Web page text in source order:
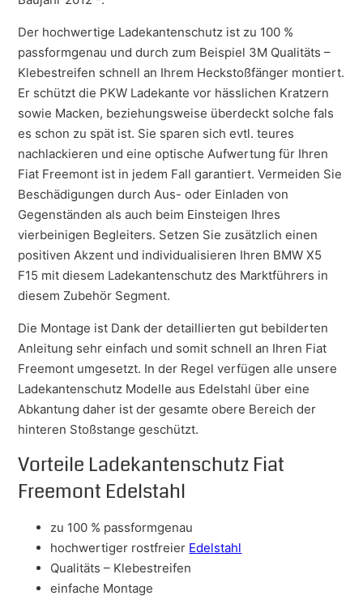
Der hochwertige Ladekantenschutz ist zu 100 %
passformgenau und durch zum Beispiel 3M Qualitäts –
Klebestreifen schnell an Ihrem Heckstoßfänger montiert.
Er schützt die PKW Ladekante vor hässlichen Kratzern
sowie Macken, beziehungsweise überdeckt solche fals
es schon zu spät ist. Sie sparen sich evtl. teures
nachlackieren und eine optische Aufwertung für Ihren
Fiat Freemont ist in jedem Fall garantiert. Vermeiden Sie
Beschädigungen durch Aus- oder Einladen von
Gegenständen als auch beim Einsteigen Ihres
vierbeinigen Begleiters. Setzen Sie zusätzlich einen
positiven Akzent und individualisieren Ihren BMW X5
F15 mit diesem Ladekantenschutz des Marktführers in
diesem Zubehör Segment.
Die Montage ist Dank der detaillierten gut bebilderten
Anleitung sehr einfach und somit schnell an Ihren Fiat
Freemont umgesetzt. In der Regel verfügen alle unsere
Ladekantenschutz Modelle aus Edelstahl über eine
Abkantung daher ist der gesamte obere Bereich der
hinteren Stoßstange geschützt.
Vorteile Ladekantenschutz Fiat
Freemont Edelstahl
zu 100 % passformgenau
hochwertiger rostfreier Edelstahl
Qualitäts – Klebestreifen
einfache Montage